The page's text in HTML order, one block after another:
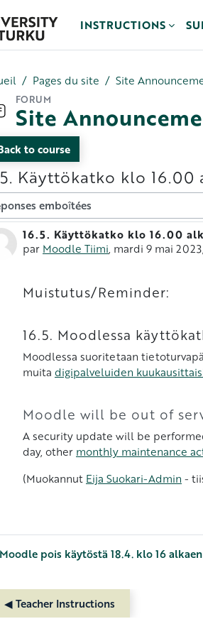
INSTRUCTIONS
Pages du site Site
FORUM
Site
to course
Käyttökatko klo
d’affichage
16.5. Käyttökatko klo 16.00
par Moodle Tiimi, mardi 9 mai
Nombre de réponses : 0
Muistutus/Reminder:
16.5. Moodlessa
Moodlessa suoritetaan
muita digipalveluiden
Moodle will be out of
A security update will be
day, other monthly maintenance
(Muokannut Eija Suokari-Admin -
pois käytöstä 18.4. klo 16
◀︎ Teacher Instructions